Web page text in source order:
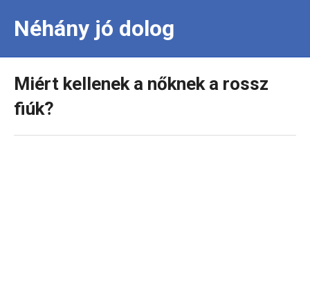
Néhány jó dolog
Miért kellenek a nőknek a rossz
fiúk?